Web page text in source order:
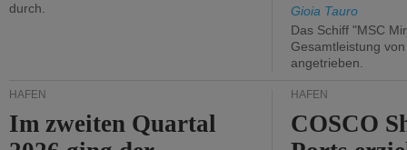
durch.
Gioia Tauro
Das Schiff "MSC
Gesamtleistung
angetrieben.
HÄFEN
Im zweiten Quartal
HÄFEN
COSCO